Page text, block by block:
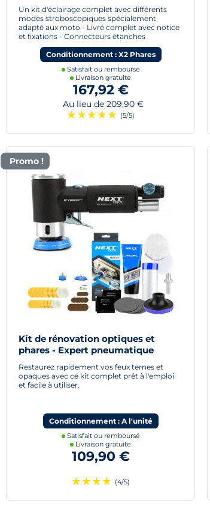
Un kit d'éclairage complet avec différents
modes stroboscopiques spécialement
adapté aux moto - Livré complet avec notice
et fixations - Connecteurs étanches
Conditionnement : X2 Phares
Satisfait ou remboursé
Livraison gratuite
167,92 €
Au lieu de 209,90 €
★ ★ ★ ★ ★ (5/5)
Promo !
Kit de rénovation optiques et
phares - Expert pneumatique
Restaurez rapidement vos feux ternes et
opaques avec ce kit complet prêt à l'emploi
et facile à utiliser.
Conditionnement : A l'unité
Satisfait ou remboursé
Livraison gratuite
109,90 €
★ ★ ★ ★ (4/5)